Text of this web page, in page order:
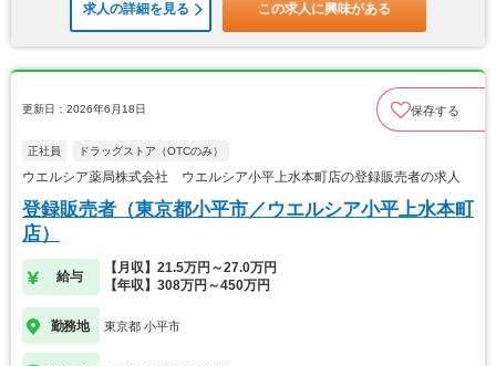
求人の詳細を見る この求人に興味がある
更新日：2026年6月18日 保存する
正社員 ドラッグストア（OTCのみ）
ウエルシア薬局株式会社 ウエルシア小平上水本町店の登録販売者の求人
登録販売者（東京都小平市／ウエルシア小平上水本町
店）
給与
【月収】21.5万円～27.0万円
【年収】308万円～450万円
勤務地 東京都 小平市